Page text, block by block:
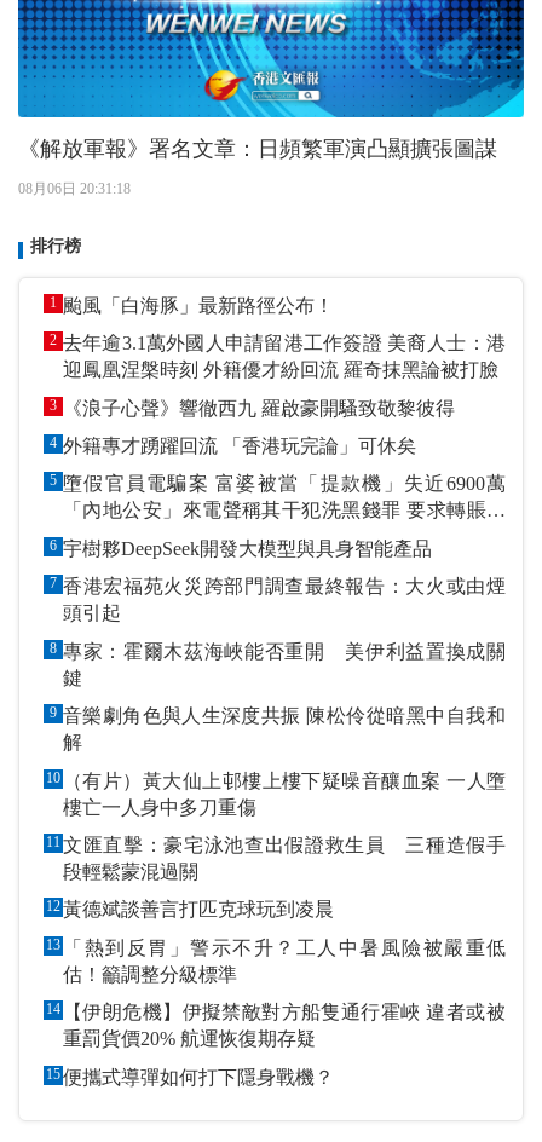
《解放軍報》署名文章：日頻繁軍演凸顯擴張圖謀
08月06日 20:31:18
排行榜
1 颱風「白海豚」最新路徑公布！
2 去年逾3.1萬外國人申請留港工作簽證 美裔人士：港
迎鳳凰涅槃時刻 外籍優才紛回流 羅奇抹黑論被打臉
3 《浪子心聲》響徹西九 羅啟豪開騷致敬黎彼得
4 外籍專才踴躍回流 「香港玩完論」可休矣
5 墮假官員電騙案 富婆被當「提款機」失近6900萬
「內地公安」來電聲稱其干犯洗黑錢罪 要求轉賬到
指定戶口作「保證金」
6 宇樹夥DeepSeek開發大模型與具身智能產品
7 香港宏福苑火災跨部門調查最終報告：大火或由煙
頭引起
8 專家：霍爾木茲海峽能否重開 美伊利益置換成關
鍵
9 音樂劇角色與人生深度共振 陳松伶從暗黑中自我和
解
10
（有片）黃大仙上邨樓上樓下疑噪音釀血案 一人墮
樓亡一人身中多刀重傷
11文匯直擊：豪宅泳池查出假證救生員 三種造假手
段輕鬆蒙混過關
12黃德斌談善言打匹克球玩到凌晨
13
「熱到反胃」警示不升？工人中暑風險被嚴重低
估！籲調整分級標準
14
【伊朗危機】伊擬禁敵對方船隻通行霍峽 違者或被
重罰貨價20% 航運恢復期存疑
15便攜式導彈如何打下隱身戰機？